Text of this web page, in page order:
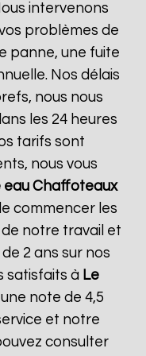
intervenons
problèmes de
panne, une fuite
Nos délais
nous nous
les 24 heures
tarifs sont
nous vous
eau Chaffoteaux
commencer les
de notre travail et
2 ans sur nos
satisfaits à Le
note de 4,5
et notre
consulter